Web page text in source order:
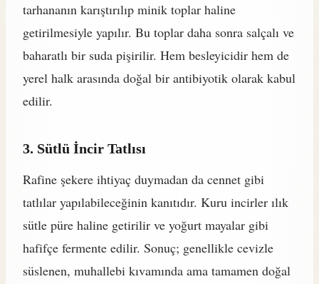
tarhananın karıştırılıp minik toplar haline
getirilmesiyle yapılır. Bu toplar daha sonra salçalı ve
baharatlı bir suda pişirilir. Hem besleyicidir hem de
yerel halk arasında doğal bir antibiyotik olarak kabul
edilir.
3. Sütlü İncir Tatlısı
Rafine şekere ihtiyaç duymadan da cennet gibi
tatlılar yapılabileceğinin kanıtıdır. Kuru incirler ılık
sütle püre haline getirilir ve yoğurt mayalar gibi
hafifçe fermente edilir. Sonuç; genellikle cevizle
süslenen, muhallebi kıvamında ama tamamen doğal